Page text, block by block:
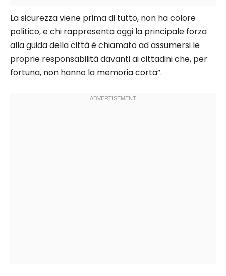
La sicurezza viene prima di tutto, non ha colore
politico, e chi rappresenta oggi la principale forza
alla guida della città è chiamato ad assumersi le
proprie responsabilità davanti ai cittadini che, per
fortuna, non hanno la memoria corta”.